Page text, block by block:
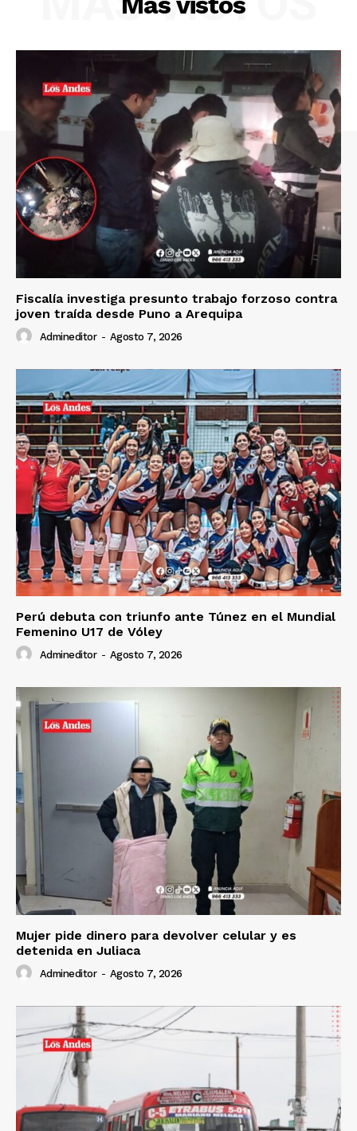
SUSCRIBETE
Diario los Andes
Nosotros
Fiscalía investiga presunto trabajo forzoso contra
joven traída desde Puno a Arequipa
Admineditor - Agosto 7, 2026
Perú debuta con triunfo ante Túnez en el Mundial
Femenino U17 de Vóley
Admineditor - Agosto 7, 2026
Mujer pide dinero para devolver celular y es
detenida en Juliaca
Admineditor - Agosto 7, 2026